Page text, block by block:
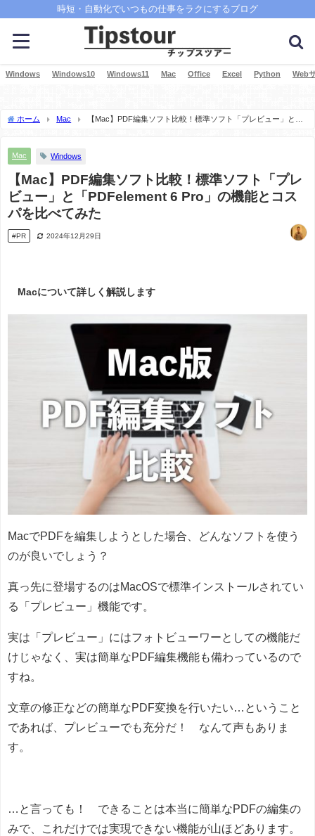
時短・自動化でいつもの仕事をラクにするブログ
Windows Windows10 Windows11 Mac Office Excel Python Web
ホーム Mac
【Mac】PDF編集ソフト比較！標準ソフト「プレビュー」と
Mac Windows
【Mac】PDF編集ソフト比較！標準ソフト「プレ
ビュー」と「PDFelement 6 Pro」の機能とコス
パを比べてみた
#PR 2024年12月29日
Macについて詳しく解説します
MacでPDFを編集しようとした場合、どんなソフトを使う
のが良いでしょう？
真っ先に登場するのはMacOSで標準インストールされてい
る「プレビュー」機能です。
実は「プレビュー」にはフォトビューワーとしての機能だ
けじゃなく、実は簡単なPDF編集機能も備わっているので
すね。
文章の修正などの簡単なPDF変換を行いたい…ということ
であれば、プレビューでも充分だ！ なんて声もありま
す。
…と言っても！ できることは本当に簡単なPDFの編集の
みで、これだけでは実現できない機能が山ほどあります。